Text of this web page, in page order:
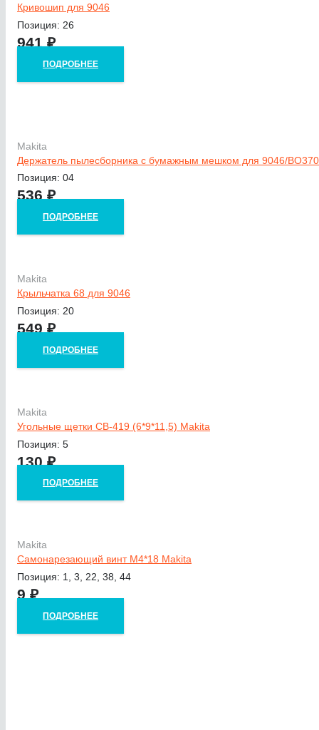
Кривошип для 9046
Позиция: 26
941₽
ПОДРОБНЕЕ
Makita
Держатель пылесборника c бумажным мешком для 9046/
Позиция: 04
536₽
ПОДРОБНЕЕ
Makita
Крыльчатка 68 для 9046
Позиция: 20
549₽
ПОДРОБНЕЕ
Makita
Угольные щетки CB-419 (6*9*11,5) Makita
Позиция: 5
130₽
ПОДРОБНЕЕ
Makita
Самонарезающий винт М4*18 Makita
Позиция: 1, 3, 22, 38, 44
9₽
ПОДРОБНЕЕ